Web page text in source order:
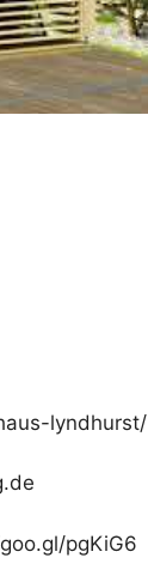
lyndhurst/
pgKiG6